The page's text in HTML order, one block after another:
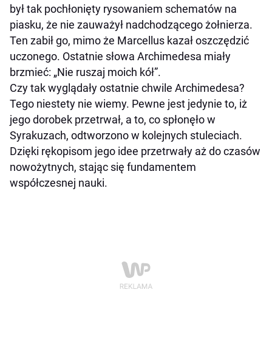
był tak pochłonięty rysowaniem schematów na
piasku, że nie zauważył nadchodzącego żołnierza.
Ten zabił go, mimo że Marcellus kazał oszczędzić
uczonego. Ostatnie słowa Archimedesa miały
brzmieć: „Nie ruszaj moich kół”.
Czy tak wyglądały ostatnie chwile Archimedesa?
Tego niestety nie wiemy. Pewne jest jedynie to, iż
jego dorobek przetrwał, a to, co spłonęło w
Syrakuzach, odtworzono w kolejnych stuleciach.
Dzięki rękopisom jego idee przetrwały aż do czasów
nowożytnych, stając się fundamentem
współczesnej nauki.